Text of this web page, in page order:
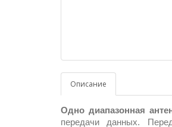
Описание
Одно диапазонная
передачи данных.